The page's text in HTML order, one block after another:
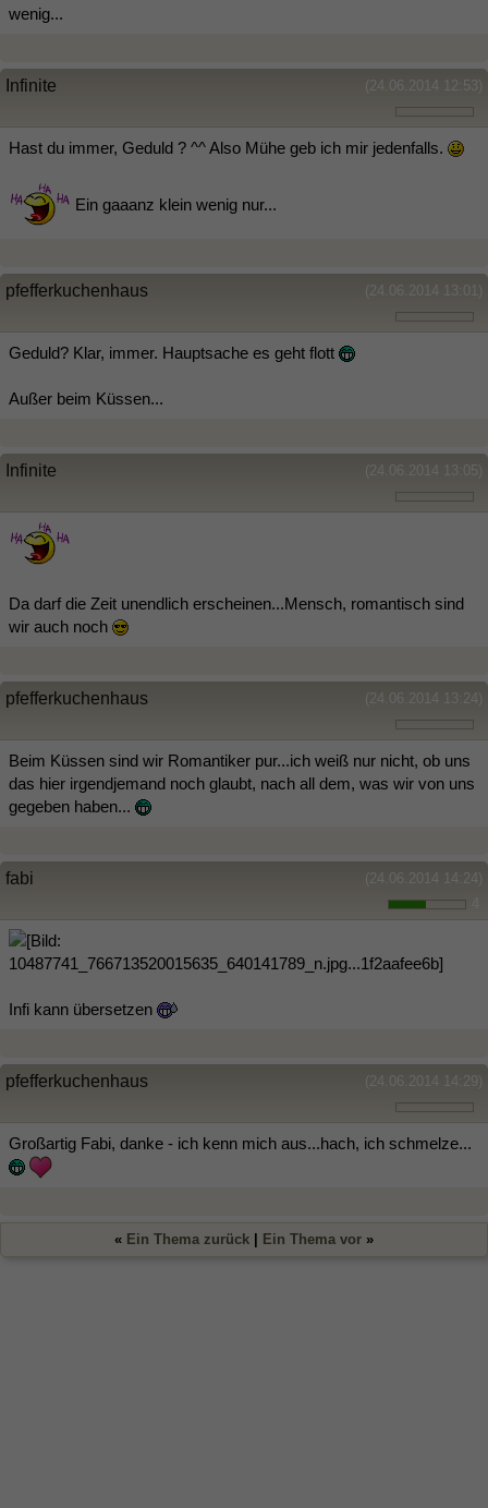
wenig...
(24.06.2014 12:53)
Infinite
Hast du immer, Geduld ? ^^ Also Mühe geb ich mir jedenfalls.
Ein gaaanz klein wenig nur...
(24.06.2014 13:01)
pfefferkuchenhaus
Geduld? Klar, immer. Hauptsache es geht flott
Außer beim Küssen...
(24.06.2014 13:05)
Infinite
Da darf die Zeit unendlich erscheinen...Mensch, romantisch sind
wir auch noch
(24.06.2014 13:24)
pfefferkuchenhaus
Beim Küssen sind wir Romantiker pur...ich weiß nur nicht, ob uns
das hier irgendjemand noch glaubt, nach all dem, was wir von uns
gegeben haben...
(24.06.2014 14:24)
fabi
Infi kann übersetzen
(24.06.2014 14:29)
pfefferkuchenhaus
Großartig Fabi, danke - ich kenn mich aus...hach, ich schmelze...
« Ein Thema zurück Ein Thema vor »